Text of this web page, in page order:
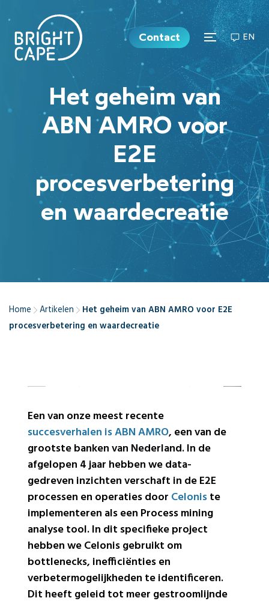
Contact EN
Het geheim van
ABN AMRO voor
E2E
procesverbetering
en waardecreatie
Home Artikelen
Het geheim van ABN AMRO voor E2E
procesverbetering en waardecreatie
Een van onze meest recente
succesverhalen is ABN AMRO, een van de
grootste banken van Nederland.In de
afgelopen 4 jaar hebben we data-
gedreven inzichten verschaft in de E2E
processen en operaties door Celoniste
implementeren als een Process mining
analyse tool.In dit specifieke project
hebben we Celonis gebruikt om
bottlenecks, inefficiënties en
verbetermogelijkheden te identificeren.
Dit heeft geleid tot meer gestroomlijnde